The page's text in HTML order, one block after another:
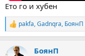
Ето го и хубен
R
e
c
pakfa,Gadnqra, БоянП
БоянП